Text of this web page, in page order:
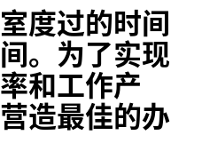
度过的时间
。为了实现
和工作产
造最佳的办